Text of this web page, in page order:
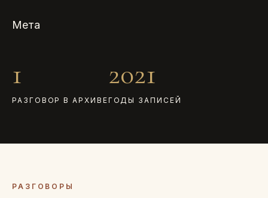
Мета
1
РАЗГОВОР В АРХИВЕ
2021
ГОДЫ ЗАПИСЕЙ
РАЗГОВОРЫ